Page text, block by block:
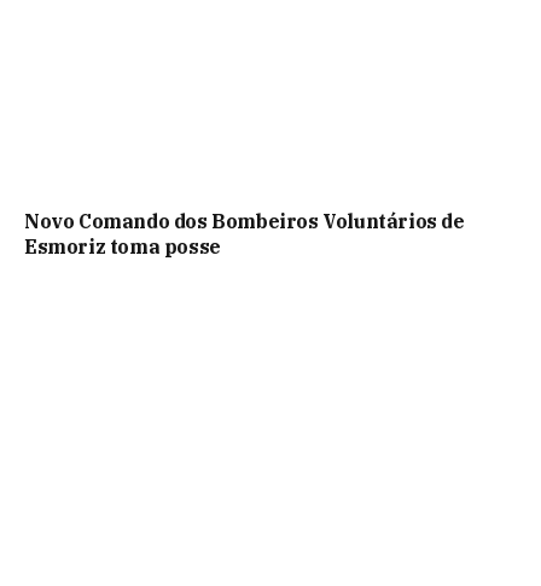
Novo Comando dos Bombeiros Voluntários de
Esmoriz toma posse